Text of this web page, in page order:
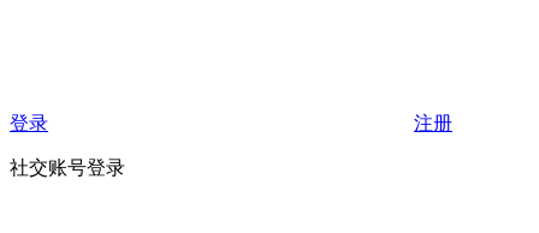
登录 注册
社交账号登录